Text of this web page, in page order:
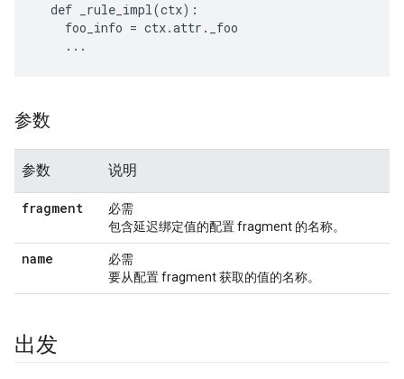
  def _rule_impl(ctx):
    foo_info = ctx.attr._foo
    ...
参数
参数 说明
fragment
必需
包含延迟绑定值的配置 fragment 的名称。
name
必需
要从配置 fragment 获取的值的名称。
出发